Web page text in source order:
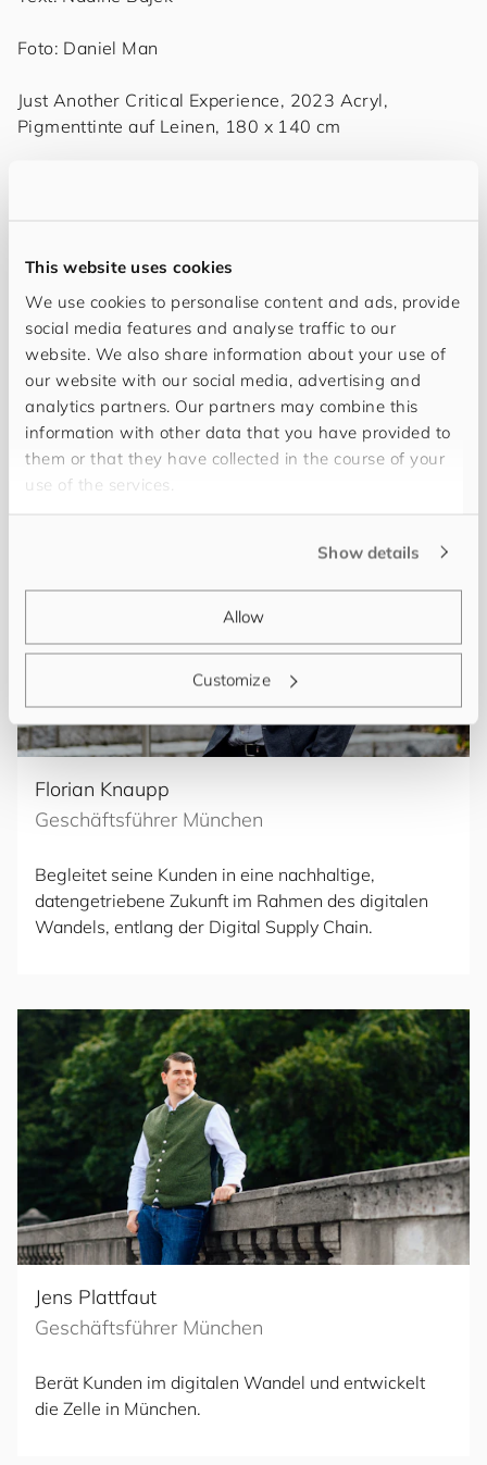
This website uses cookies
We use cookies to personalise content and ads, provide
social media features and analyse traffic to our
website. We also share information about your use of
our website with our social media, advertising and
analytics partners. Our partners may combine this
information with other data that you have provided to
them or that they have collected in the course of your
use of the services.
Show details
Allow
Customize
Foto: Daniel Man
Just Another Critical Experience, 2023 Acryl,
Pigmenttinte auf Leinen, 180 x 140 cm
Folgende Mitarbeitende können Sie
bei uns kennenlernen
Florian Knaupp
Geschäftsführer München
Begleitet seine Kunden in eine nachhaltige,
datengetriebene Zukunft im Rahmen des digitalen
Wandels, entlang der Digital Supply Chain.
Jens Plattfaut
Geschäftsführer München
Berät Kunden im digitalen Wandel und entwickelt
die Zelle in München.